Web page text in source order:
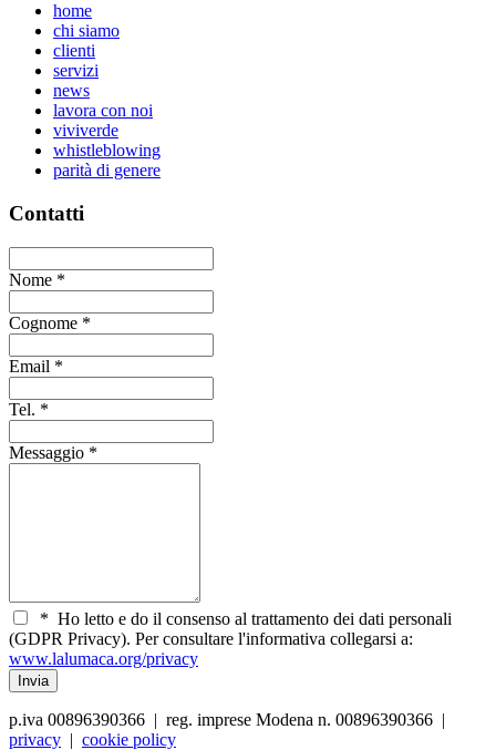
home
chi siamo
clienti
servizi
news
lavora con noi
viviverde
whistleblowing
parità di genere
Contatti
Nome *
Cognome *
Email *
Tel. *
Messaggio *
* Ho letto e do il consenso al trattamento dei dati personali
(GDPR Privacy). Per consultare l'informativa collegarsi a:
www.lalumaca.org/privacy
p.iva 00896390366 | reg. imprese Modena n. 00896390366 |
privacy | cookie policy